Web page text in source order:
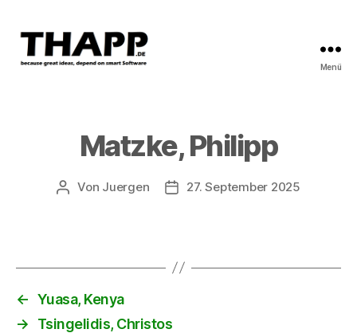
Menü
Matzke, Philipp
Beitragsautor
Von Juergen Beitragsdatum
27. September 2025
← Yuasa, Kenya
→
Tsingelidis, Christos